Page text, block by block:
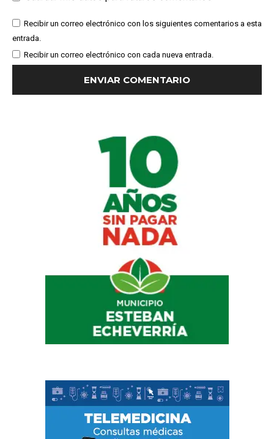
Recibir un correo electrónico con los siguientes comentarios a esta
entrada.
Recibir un correo electrónico con cada nueva entrada.